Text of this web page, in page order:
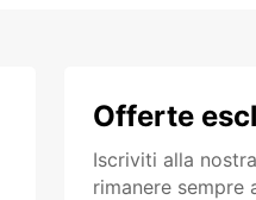
Offerte
Iscriviti alla
rimanere sempre